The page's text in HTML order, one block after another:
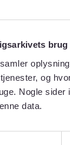
brug
og
Nogle
data.